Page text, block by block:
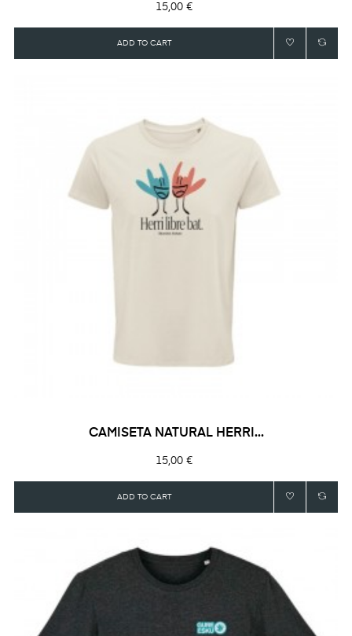
Precio
15,00 €
ADD TO CART
CAMISETA NATURAL HERRI...
Precio
15,00 €
ADD TO CART